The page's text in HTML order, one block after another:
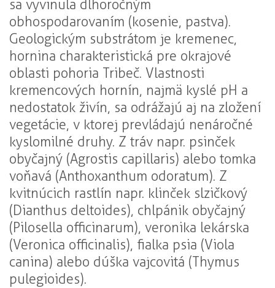
sa vyvinula dlhoročným
obhospodarovaním (kosenie, pastva).
Geologickým substrátom je kremenec,
hornina charakteristická pre okrajové
oblasti pohoria Tribeč. Vlastnosti
kremencových hornín, najmä kyslé pH a
nedostatok živín, sa odrážajú aj na zložení
vegetácie, v ktorej prevládajú nenáročné
kyslomilné druhy. Z tráv napr. psinček
obyčajný (Agrostis capillaris) alebo tomka
voňavá (Anthoxanthum odoratum). Z
kvitnúcich rastlín napr. klinček slzičkový
(Dianthus deltoides), chlpánik obyčajný
(Pilosella officinarum), veronika lekárska
(Veronica officinalis), fialka psia (Viola
canina) alebo dúška vajcovitá (Thymus
pulegioides).